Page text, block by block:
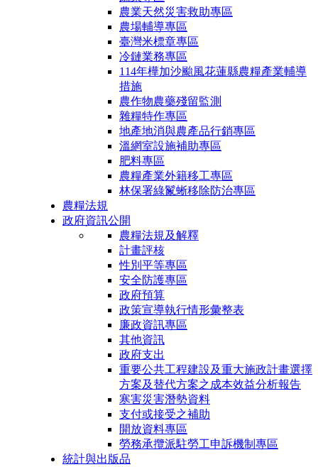
農業天然災害救助專區
農場輔導專區
臺灣米標章專區
冷鏈業務專區
114年樺加沙颱風花蓮縣農糧產業輔導
措施
農作物農藥殘留監測
雜糧特作專區
地產地消與農產品行銷專區
溫網室設施補助專區
肥料專區
農糧產業外籍移工專區
林保署綠鬣蜥移除防治專區
農糧法規
政府資訊公開
農糧法規及解釋
計畫評核
性別平等專區
安全防護專區
政府預算
政策宣導執行情形彙整表
廉政資訊專區
其他資訊
政府支出
重要公共工程建設及重大施政計畫選擇
方案及替代方案之成本效益分析報告
寒害災害潛勢資料
支付或接受之補助
開放資料專區
勞務承攬派駐勞工申訴機制專區
統計與出版品